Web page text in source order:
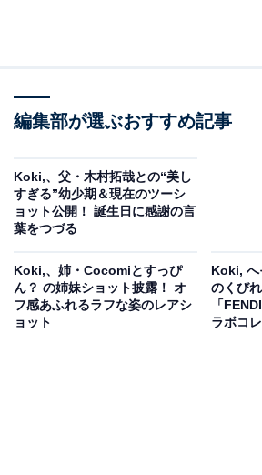
編集部が選ぶおすすめ記事
Koki,、父・木村拓哉との“美し
すぎる”幼少期＆現在のツーシ
ョット公開！ 誕生日に感謝の言
葉をつづる
Koki,、姉・Cocomiとすっぴ
ん？ の姉妹ショット披露！ オ
フ感あふれるラフな姿のレアシ
ョット
Koki, へ
のくび
「
ラボコ